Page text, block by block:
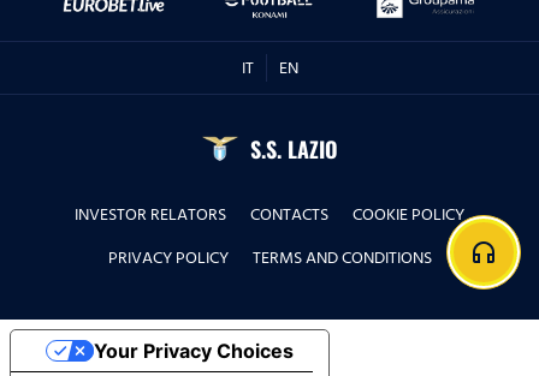
IT EN
S.S. LAZIO
INVESTOR RELATORS CONTACTS
COOKIE POLICY
PRIVACY POLICY
TERMS AND CONDITIONS headphones
Your Privacy Choices